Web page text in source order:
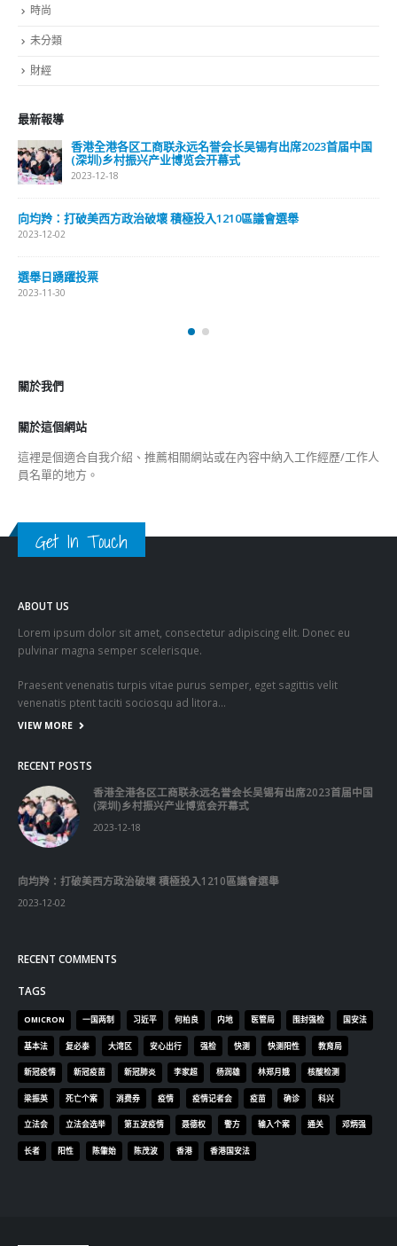
時尚
未分類
財經
最新報導
香港全港各区工商联永远名誉会长吴锡有出席2023首届中国
(深圳)乡村振兴产业博览会开幕式
2023-12-18
向均羚：打破美西方政治破壞 積極投入1210區議會選舉
2023-12-02
選舉日踴躍投票
2023-11-30
關於我們
關於這個網站
這裡是個適合自我介紹、推薦相關網站或在內容中納入工作經歷/工作人
員名單的地方。
Get In Touch
ABOUT US
Lorem ipsum dolor sit amet, consectetur adipiscing elit. Donec eu
pulvinar magna semper scelerisque.
Praesent venenatis turpis vitae purus semper, eget sagittis velit
venenatis ptent taciti sociosqu ad litora…
VIEW MORE
RECENT POSTS
香港全港各区工商联永远名誉会长吴锡有出席2023首届中国
(深圳)乡村振兴产业博览会开幕式
2023-12-18
向均羚：打破美西方政治破壞 積極投入1210區議會選舉
2023-12-02
RECENT COMMENTS
TAGS
OMICRON 一国两制 习近平 何柏良 内地 医管局 围封强检 国安法
基本法 复必泰 大湾区 安心出行 强检 快测 快测阳性 教育局
新冠疫情 新冠疫苗 新冠肺炎 李家超 杨润雄 林郑月娥 核酸检测
梁振英 死亡个案 消费券 疫情 疫情记者会 疫苗 确诊 科兴
立法会 立法会选举 第五波疫情 聂德权 警方 输入个案 通关 邓炳强
长者 阳性 陈肇始 陈茂波 香港 香港国安法